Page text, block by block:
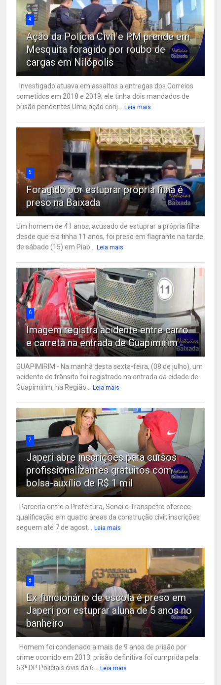
4
Ação da Polícia Civil e PM prende em
Mesquita foragido por roubo de
cargas em Nilópolis
Investigado atuava em assaltos a entregas dos Correios
cometidos em 2018 e 2019; ele tinha dois mandados de
prisão pendentes Uma ação conj...
Leia mais
5
Foragido por estuprar própria filha é
preso na Baixada
Um homem de 41 anos, acusado de estuprar a própria filha
desde que ela tinha 11 anos, foi preso em flagrante na tarde
de sábado (15) em Piab...
Leia mais
6
Imagem registra acidente entre carro
e carreta na entrada de Guapimirim
GUAPIMIRIM - Na manhã desta sexta-feira, (08 de julho), um
acidente de trânsito foi registrado na entrada da cidade de
Guapimirim, na Região...
Leia mais
7
Japeri abre inscrições para cursos
profissionalizantes gratuitos com
bolsa-auxílio de R$ 1 mil
Parceria entre a Prefeitura, Senai e Transpetro oferece
qualificação em quatro áreas da construção civil; inscrições
seguem até 7 de agost...
Leia mais
8
Ex-funcionário de escola é preso em
Japeri por estuprar aluna de 5 anos no
banheiro
Homem foi condenado a mais de 9 anos de prisão por
crime ocorrido em 2013; prisão definitiva foi cumprida pela
63ª DP Policiais civis da 6...
Leia mais